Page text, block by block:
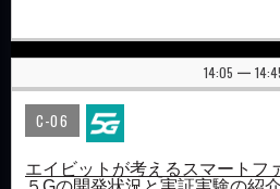
14:05 |
C-06
エイビットが考えるスマートフ